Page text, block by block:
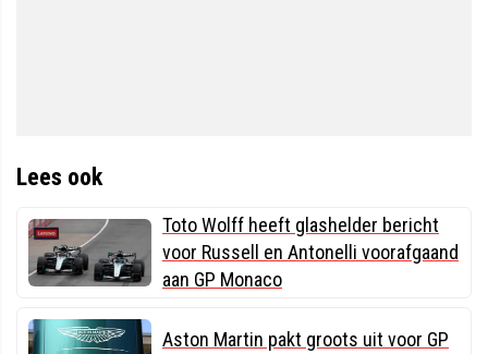
Lees ook
Toto Wolff heeft glashelder bericht
voor Russell en Antonelli voorafgaand
aan GP Monaco
Aston Martin pakt groots uit voor GP